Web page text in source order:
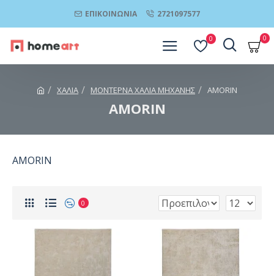
ΕΠΙΚΟΙΝΩΝΊΑ 2721097577
0 0
ΧΑΛΙΑ ΜΟΝΤΕΡΝΑ ΧΑΛΙΑ ΜΗΧΑΝΗΣ AMORIN
AMORIN
AMORIN
0